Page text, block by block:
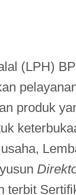
(LPH)
produk
terbit